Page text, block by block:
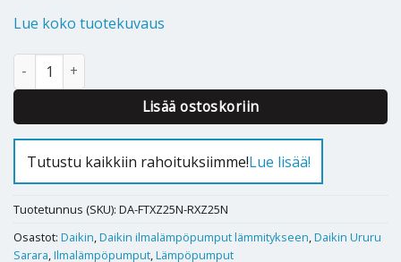
Lue koko tuotekuvaus
Ilmalämpöpumppu Daikin Ururu Sarara 25 määrä
Lisää ostoskoriin
Alternative:
Tutustu kaikkiin rahoituksiimme!Lue lisää!
Tuotetunnus (SKU): DA-FTXZ25N-RXZ25N
Osastot: Daikin,Daikin ilmalämpöpumput lämmitykseen,Daikin Ururu
Sarara,Ilmalämpöpumput,Lämpöpumput